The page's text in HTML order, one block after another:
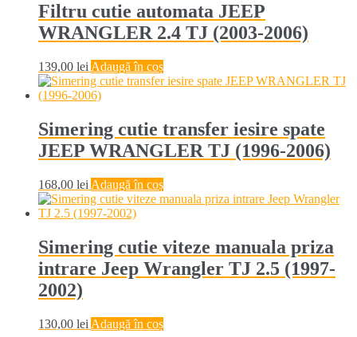
Filtru cutie automata JEEP
WRANGLER 2.4 TJ (2003-2006)
139,00 lei Adaugă în coș
Simering cutie transfer iesire spate
JEEP WRANGLER TJ (1996-2006)
168,00 lei Adaugă în coș
Simering cutie viteze manuala priza
intrare Jeep Wrangler TJ 2.5 (1997-
2002)
130,00 lei Adaugă în coș